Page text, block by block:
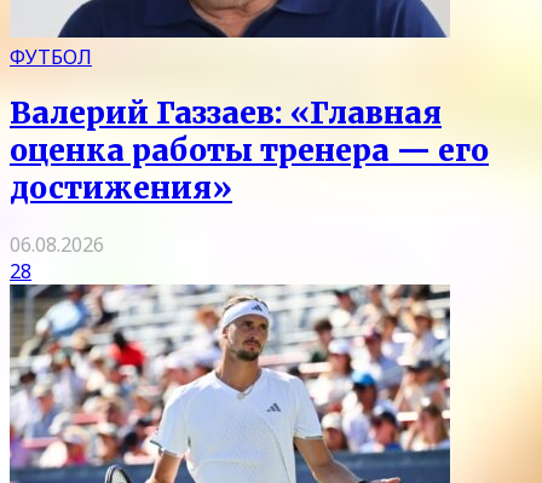
ФУТБОЛ
Валерий Газзаев: «Главная
оценка работы тренера — его
достижения»
06.08.2026
28